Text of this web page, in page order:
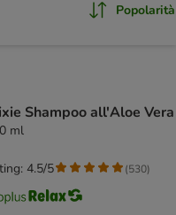
Popolarità
Shampoo all'Aloe Vera
ml
4.5/5 (530)